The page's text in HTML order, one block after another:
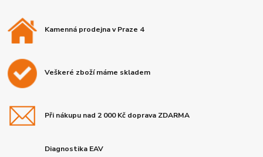
Kamenná prodejna v Praze 4
Veškeré zboží máme skladem
Při nákupu nad 2 000 Kč doprava ZDARMA
Diagnostika EAV